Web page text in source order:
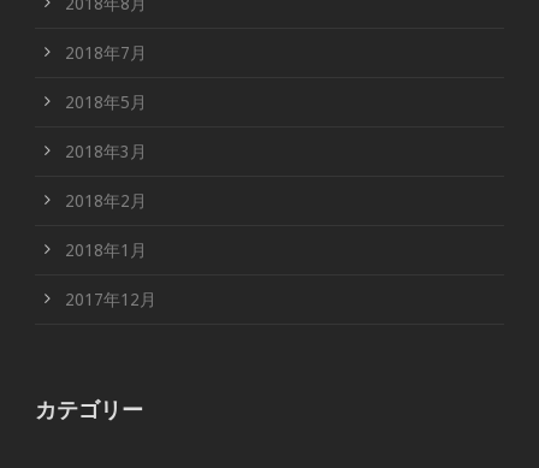
2018年7月
2018年5月
2018年3月
2018年2月
2018年1月
2017年12月
カテゴリー